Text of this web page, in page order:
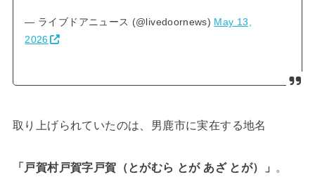
— ライブドアニュース (@livedoornews) May 13,
2026
取り上げられていたのは、男鹿市に実在する地名
「戸賀村戸賀字戸賀（とがむら とが あざ とが）」 。